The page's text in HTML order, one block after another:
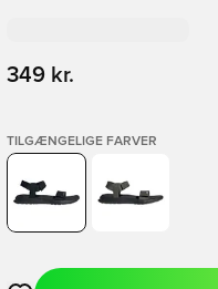
349 kr.
TILGÆNGELIGE FARVER